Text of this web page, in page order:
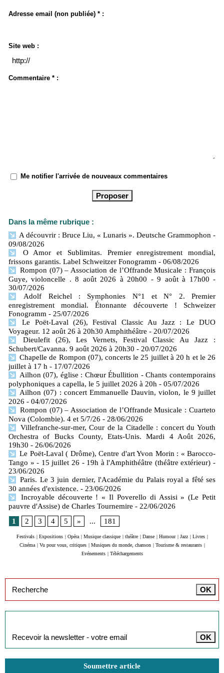
Adresse email (non publiée) * :
Site web :
Commentaire * :
Me notifier l'arrivée de nouveaux commentaires
Dans la même rubrique :
A découvrir : Bruce Liu, « Lunaris ». Deutsche Grammophon -
09/08/2026
O Amor et Sublimitas. Premier enregistrement mondial,
frissons garantis. Label Schweitzer Fonogramm - 06/08/2026
Rompon (07) – Association de l’Offrande Musicale : François
Guye, violoncelle . 8 août 2026 à 20h00 - 9 août à 17h00 -
30/07/2026
Adolf Reichel : Symphonies N°1 et N° 2. Premier
enregistrement mondial. Étonnante découverte ! Schweizer
Fonogramm - 25/07/2026
Le Poët-Laval (26), Festival Classic Au Jazz : Le DUO
Voyageur. 12 août 26 à 20h30 Amphithéâtre - 20/07/2026
Dieulefit (26), Les Vernets, Festival Classic Au Jazz :
Schubert/Cavanna. 9 août 2026 à 20h30 - 20/07/2026
Chapelle de Rompon (07), concerts le 25 juillet à 20 h et le 26
juillet à 17 h - 17/07/2026
Ailhon (07), église : Chœur Ébullition - Chants contemporains
polyphoniques a capella, le 5 juillet 2026 à 20h - 05/07/2026
Ailhon (07) : concert Emmanuelle Dauvin, violon, le 9 juillet
2026 - 04/07/2026
Rompon (07) – Association de l’Offrande Musicale : Cuarteto
Nova (Colombie). 4 et 5/7/26 - 28/06/2026
Villefranche-sur-mer, Cour de la Citadelle : concert du Youth
Orchestra of Bucks County, Etats-Unis. Mardi 4 Août 2026,
19h30 - 26/06/2026
Le Poët-Laval ( Drôme), Centre d'art Yvon Morin : « Barocco-
Tango » - 15 juillet 26 - 19h à l'Amphithéâtre (théâtre extérieur) -
23/06/2026
Paris. Le 3 juin dernier, l'Académie du Palais royal a fêté ses
30 années d'existence. - 23/06/2026
Incroyable découverte ! « Il Poverello di Assisi » (Le Petit
pauvre d'Assise) de Charles Tournemire - 22/06/2026
1
2 3 4 5 » ... 181
Festivals Expositions Opéra Musique classique théâtre Danse Humour Jazz Livres
Cinéma
Vu pour vous, critiques Musiques du monde, chanson Tourisme & restaurants
Evénements
Téléchargements
Soumettre article